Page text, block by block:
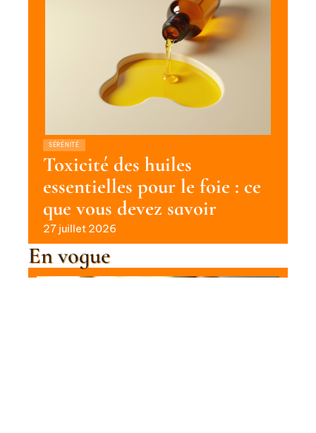
SÉRÉNITÉ
Toxicité des huiles
essentielles pour le foie : ce
que vous devez savoir
27 juillet 2026
En vogue